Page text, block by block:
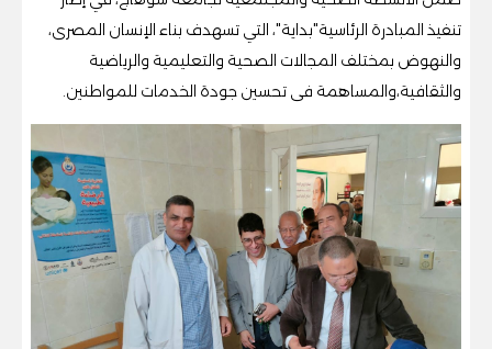
تنفيذ المبادرة الرئاسية"بداية"، التي تسهدف بناء الإنسان المصرى،
والنهوض بمختلف المجالات الصحية والتعليمية والرياضية
والثقافية،والمساهمة فى تحسين جودة الخدمات للمواطنين.